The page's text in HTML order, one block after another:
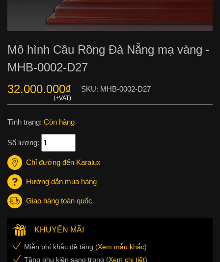
Mô hình Cầu Rồng Đà Nẵng mạ vàng -
MHB-0002-D27
32.000.000₫ SKU: MHB-0002-D27
Tình trạng: Còn hàng
Số lượng:
Chỉ đường đến Karalux
Hướng dẫn mua hàng
Giao hàng toàn quốc
KHUYẾN MÃI
Miễn phí khắc đề tặng (Xem mẫu khắc)
Tặng phụ kiện sang trọng (Xem chi tiết)